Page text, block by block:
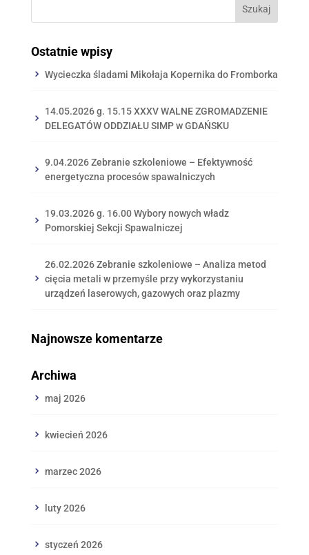
Ostatnie wpisy
Wycieczka śladami Mikołaja Kopernika do Fromborka
14.05.2026 g. 15.15 XXXV WALNE ZGROMADZENIE
DELEGATÓW ODDZIAŁU SIMP w GDAŃSKU
9.04.2026 Zebranie szkoleniowe – Efektywność
energetyczna procesów spawalniczych
19.03.2026 g. 16.00 Wybory nowych władz
Pomorskiej Sekcji Spawalniczej
26.02.2026 Zebranie szkoleniowe – Analiza metod
cięcia metali w przemyśle przy wykorzystaniu
urządzeń laserowych, gazowych oraz plazmy
Najnowsze komentarze
Archiwa
maj 2026
kwiecień 2026
marzec 2026
luty 2026
styczeń 2026